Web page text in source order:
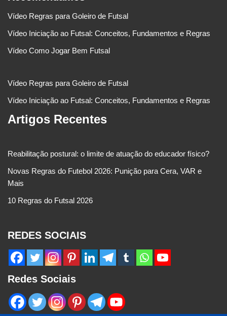
Vídeo Regras para Goleiro de Futsal
Vídeo Iniciação ao Futsal: Conceitos, Fundamentos e Regras
Vídeo Como Jogar Bem Futsal
Vídeo Regras para Goleiro de Futsal
Vídeo Iniciação ao Futsal: Conceitos, Fundamentos e Regras
Artigos Recentes
Reabilitação postural: o limite de atuação do educador físico?
Novas Regras do Futebol 2026: Punição para Cera, VAR e
Mais
10 Regras do Futsal 2026
REDES SOCIAIS
Redes Sociais